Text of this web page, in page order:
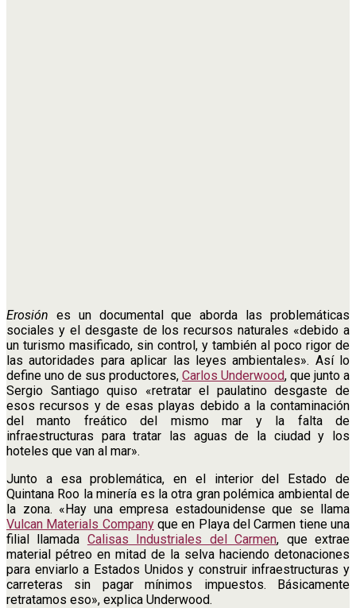
Erosión es un documental que aborda las problemáticas
sociales y el desgaste de los recursos naturales «debido a
un turismo masificado, sin control, y también al poco rigor de
las autoridades para aplicar las leyes ambientales». Así lo
define uno de sus productores, Carlos Underwood, que junto a
Sergio Santiago quiso «retratar el paulatino desgaste de
esos recursos y de esas playas debido a la contaminación
del manto freático del mismo mar y la falta de
infraestructuras para tratar las aguas de la ciudad y los
hoteles que van al mar».
Junto a esa problemática, en el interior del Estado de
Quintana Roo la minería es la otra gran polémica ambiental de
la zona. «Hay una empresa estadounidense que se llama
Vulcan Materials Companyque en Playa del Carmen tiene una
filial llamada Calisas Industriales del Carmen, que extrae
material pétreo en mitad de la selva haciendo detonaciones
para enviarlo a Estados Unidos y construir infraestructuras y
carreteras sin pagar mínimos impuestos. Básicamente
retratamos eso», explica Underwood.